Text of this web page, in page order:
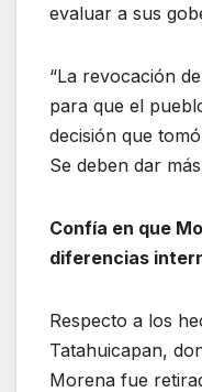
evaluar a sus
“La revocación
para que el
decisión que
Se deben dar
Confía en que
diferencias
Respecto a los
Tatahuicapan,
Morena fue